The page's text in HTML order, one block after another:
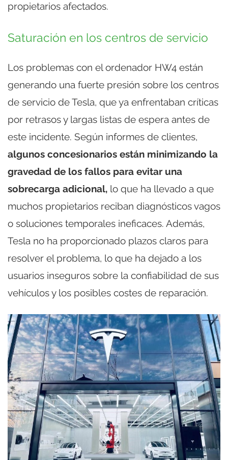
propietarios afectados.
Saturación en los centros de servicio
Los problemas con el ordenador HW4 están
generando una fuerte presión sobre los centros
de servicio de Tesla, que ya enfrentaban críticas
por retrasos y largas listas de espera antes de
este incidente. Según informes de clientes,
algunos concesionarios están minimizando la
gravedad de los fallos para evitar una
sobrecarga adicional, lo que ha llevado a que
muchos propietarios reciban diagnósticos vagos
o soluciones temporales ineficaces. Además,
Tesla no ha proporcionado plazos claros para
resolver el problema, lo que ha dejado a los
usuarios inseguros sobre la confiabilidad de sus
vehículos y los posibles costes de reparación.